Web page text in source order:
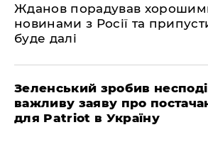
Жданов порадував
новинами з Росії та
буде далі
Зеленський зробив
важливу заяву про
для Patriot в Україну